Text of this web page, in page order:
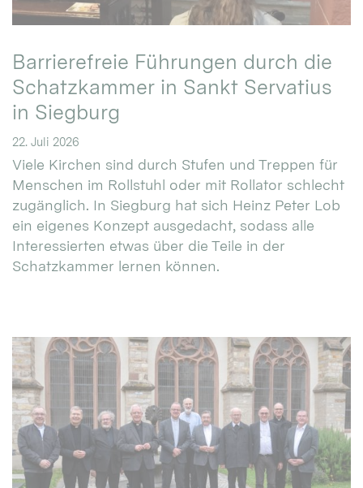
Barrierefreie Führungen durch die
Schatzkammer in Sankt Servatius
in Siegburg
22. Juli 2026
Viele Kirchen sind durch Stufen und Treppen für
Menschen im Rollstuhl oder mit Rollator schlecht
zugänglich. In Siegburg hat sich Heinz Peter Lob
ein eigenes Konzept ausgedacht, sodass alle
Interessierten etwas über die Teile in der
Schatzkammer lernen können.